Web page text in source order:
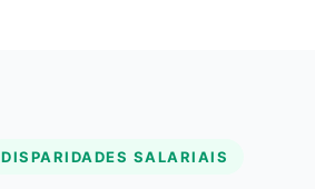
DISPARIDADES SALARIAIS